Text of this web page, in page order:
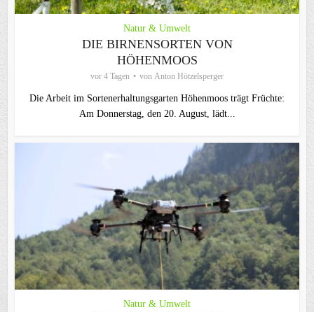
Natur & Umwelt
DIE BIRNENSORTEN VON
HÖHENMOOS
vor 4 Tagen von Anton Hötzelsperger
Die Arbeit im Sortenerhaltungsgarten Höhenmoos trägt Früchte:
Am Donnerstag, den 20. August, lädt...
Natur & Umwelt